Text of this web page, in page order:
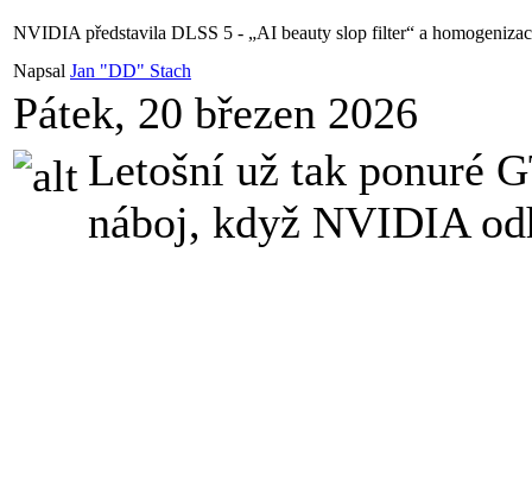
NVIDIA představila DLSS 5 - „AI beauty slop filter“ a
Napsal Jan "DD" Stach
Pátek, 20 březen 2026
Letošní už tak ponuré
náboj, když NVIDIA